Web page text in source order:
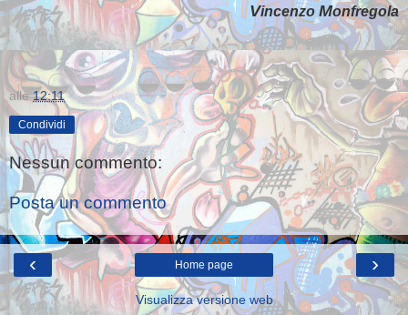
Vincenzo Monfregola
alle12:11
Condividi
Nessun commento:
Posta un commento
‹ ›
Home page
Visualizza versione web